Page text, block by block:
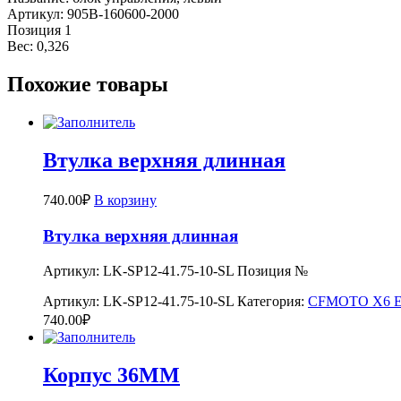
Артикул: 905B-160600-2000
Позиция 1
Вес: 0,326
Похожие товары
Втулка верхняя длинная
740.00₽ В корзину
Втулка верхняя длинная
Артикул: LK-SP12-41.75-10-SL Позиция №
Артикул: LK-SP12-41.75-10-SL Категория: CFMOTO X6
740.00₽
Корпус 36MM